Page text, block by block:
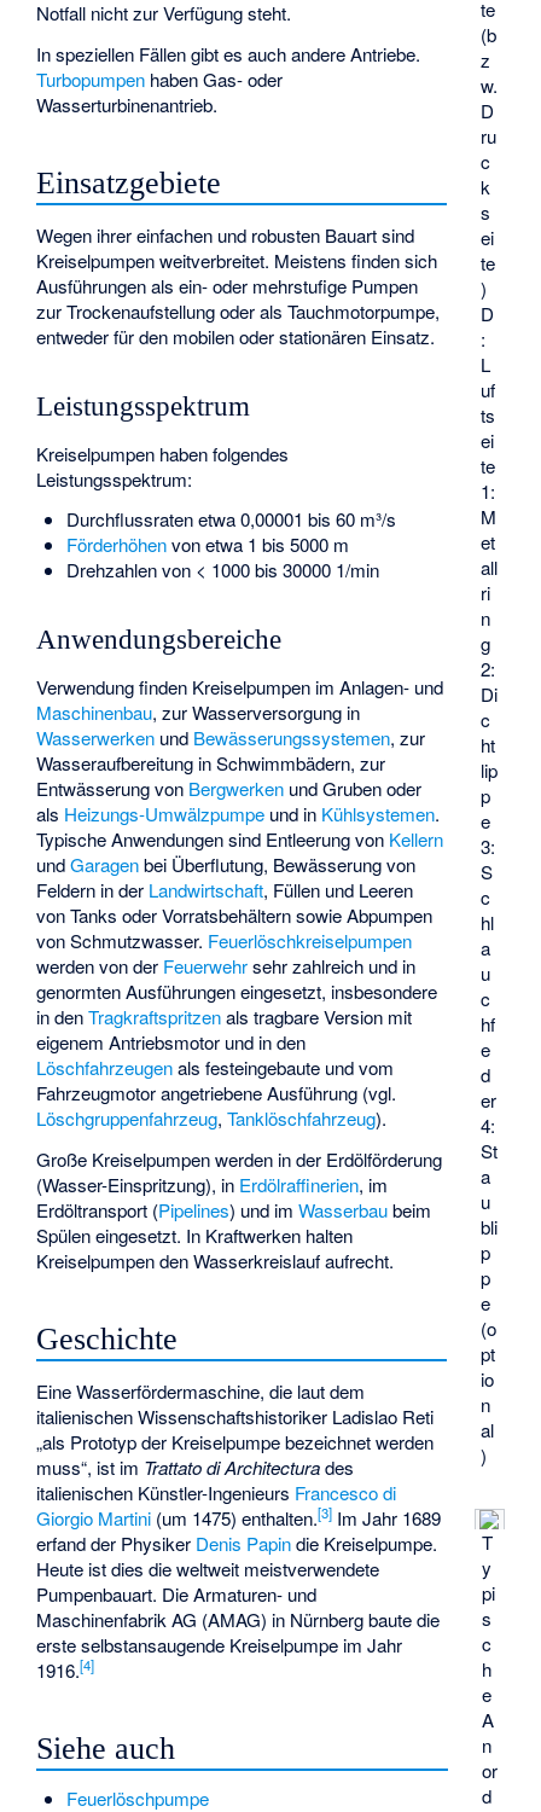
te
(b
z
w.
D
ru
c
k
s
ei
te
)
D
:
L
uf
ts
ei
te
1:
M
et
all
ri
n
g
2:
Di
c
ht
lip
p
e
3:
S
c
hl
a
u
c
hf
e
d
er
4:
St
a
u
bli
p
p
e
(o
pt
io
n
al
)
T
y
pi
s
c
h
e
A
n
or
d
Notfall nicht zur Verfügung steht.
In speziellen Fällen gibt es auch andere Antriebe.
Turbopumpen haben Gas- oder
Wasserturbinenantrieb.
Einsatzgebiete
Wegen ihrer einfachen und robusten Bauart sind
Kreiselpumpen weitverbreitet. Meistens finden sich
Ausführungen als ein- oder mehrstufige Pumpen
zur Trockenaufstellung oder als Tauchmotorpumpe,
entweder für den mobilen oder stationären Einsatz.
Leistungsspektrum
Kreiselpumpen haben folgendes
Leistungsspektrum:
Durchflussraten etwa 0,00001 bis 60 m³/s
Förderhöhenvon etwa 1 bis 5000 m
Drehzahlen von < 1000 bis 30000 1/min
Anwendungsbereiche
Verwendung finden Kreiselpumpen im Anlagen- und
Maschinenbau, zur Wasserversorgung in
Wasserwerken und Bewässerungssystemen, zur
Wasseraufbereitung in Schwimmbädern, zur
Entwässerung von Bergwerken und Gruben oder
als Heizungs-Umwälzpumpe und in Kühlsystemen.
Typische Anwendungen sind Entleerung von Kellern
undGaragenbei Überflutung, Bewässerung von
Feldern in der Landwirtschaft, Füllen und Leeren
von Tanks oder Vorratsbehältern sowie Abpumpen
von Schmutzwasser. Feuerlöschkreiselpumpen
werden von der Feuerwehrsehr zahlreich und in
genormten Ausführungen eingesetzt, insbesondere
in denTragkraftspritzenals tragbare Version mit
eigenem Antriebsmotor und in den
Löschfahrzeugenals festeingebaute und vom
Fahrzeugmotor angetriebene Ausführung (vgl.
Löschgruppenfahrzeug,Tanklöschfahrzeug).
Große Kreiselpumpen werden in der Erdölförderung
(Wasser-Einspritzung), in Erdölraffinerien, im
Erdöltransport (Pipelines) und imWasserbaubeim
Spülen eingesetzt. In Kraftwerken halten
Kreiselpumpen den Wasserkreislauf aufrecht.
Geschichte
Eine Wasserfördermaschine, die laut dem
italienischen Wissenschaftshistoriker Ladislao Reti
„als Prototyp der Kreiselpumpe bezeichnet werden
muss“, ist im Trattato di Architecturades
italienischen Künstler-Ingenieurs Francesco di
Giorgio Martini (um 1475) enthalten.[3] Im Jahr 1689
erfand der Physiker Denis Papindie Kreiselpumpe.
Heute ist dies die weltweit meistverwendete
Pumpenbauart. Die Armaturen- und
Maschinenfabrik AG (AMAG) in Nürnberg baute die
erste selbstansaugende Kreiselpumpe im Jahr
1916.[4]
Siehe auch
Feuerlöschpumpe